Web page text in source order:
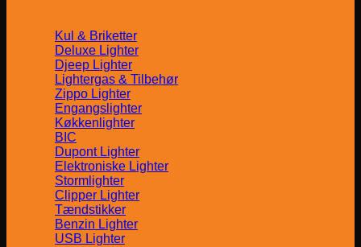
Kul & Briketter
Deluxe Lighter
Djeep Lighter
Lightergas & Tilbehør
Zippo Lighter
Engangslighter
Køkkenlighter
BIC
Dupont Lighter
Elektroniske Lighter
Stormlighter
Clipper Lighter
Tændstikker
Benzin Lighter
USB Lighter